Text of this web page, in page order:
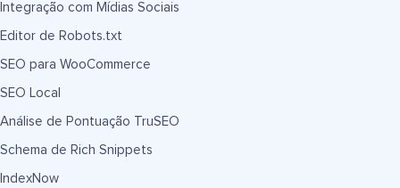
Integração com Mídias Sociais
Editor de Robots.txt
SEO para WooCommerce
SEO Local
Análise de Pontuação TruSEO
Schema de Rich Snippets
IndexNow